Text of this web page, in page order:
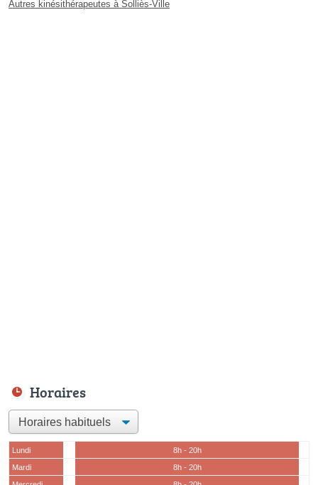
Autres kinésithérapeutes à Solliès-Ville
Horaires
Lundi
8h - 20h
Mardi
8h - 20h